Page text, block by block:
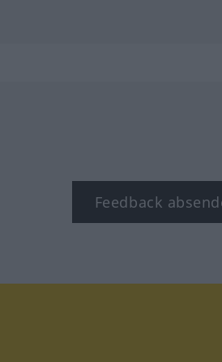
Feedback